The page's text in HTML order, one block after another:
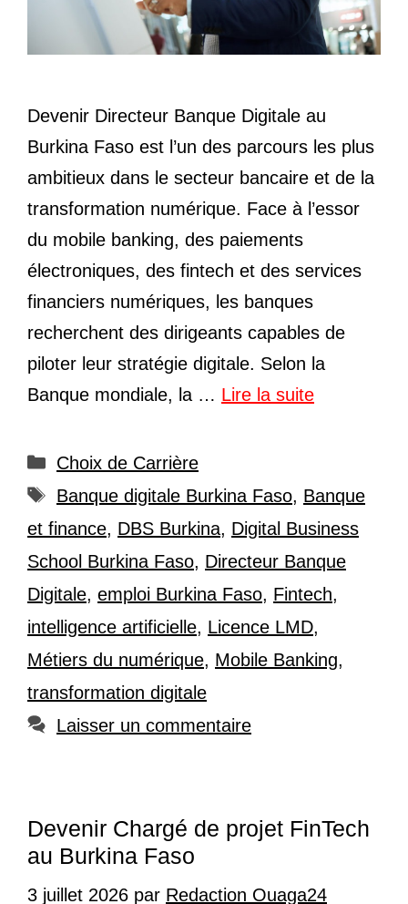
Devenir Directeur Banque Digitale au
Burkina Faso est l’un des parcours les plus
ambitieux dans le secteur bancaire et de la
transformation numérique. Face à l’essor
du mobile banking, des paiements
électroniques, des fintech et des services
financiers numériques, les banques
recherchent des dirigeants capables de
piloter leur stratégie digitale. Selon la
Banque mondiale, la … Lire la suite
Catégories
Choix de Carrière
Étiquettes
Banque digitale Burkina Faso, Banque
et finance, DBS Burkina, Digital Business
School Burkina Faso, Directeur Banque
Digitale, emploi Burkina Faso, Fintech,
intelligence artificielle, Licence LMD,
Métiers du numérique, Mobile Banking,
transformation digitale
Laisser un commentaire
Devenir Chargé de projet FinTech
au Burkina Faso
3 juillet 2026 par Redaction Ouaga24